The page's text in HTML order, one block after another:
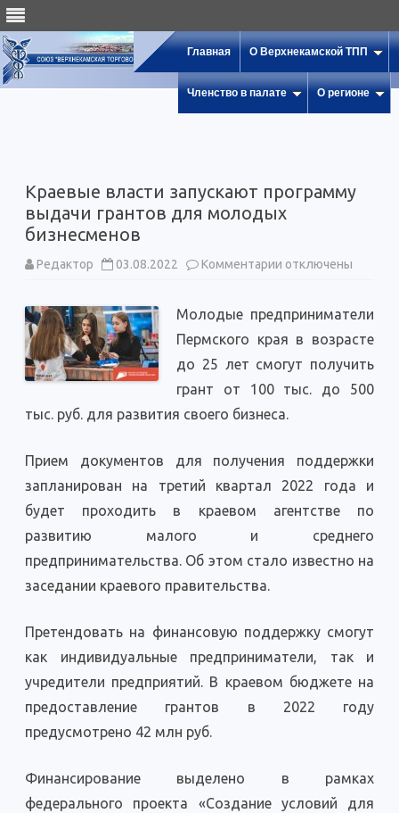
Главная О Верхнекамской ТПП
Членство в палате О регионе
Краевые власти запускают программу
выдачи грантов для молодых
бизнесменов
Редактор 03.08.2022 Комментарии к
запускают
программу
выдачи
для
молодых
бизнесменов
отключены
Молодые предприниматели
Пермского края в возрасте
до 25 лет смогут получить
грант от 100 тыс. до 500
тыс. руб. для развития своего бизнеса.
Прием документов для получения поддержки
запланирован на третий квартал 2022 года и
будет проходить в краевом агентстве по
развитию малого и среднего
предпринимательства. Об этом стало известно на
заседании краевого правительства.
Претендовать на финансовую поддержку смогут
как индивидуальные предприниматели, так и
учредители предприятий. В краевом бюджете на
предоставление грантов в 2022 году
предусмотрено 42 млн руб.
Финансирование выделено в рамках
федерального проекта «Создание условий для